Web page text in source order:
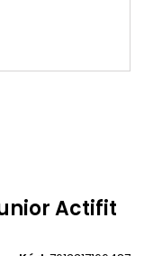
Actifit